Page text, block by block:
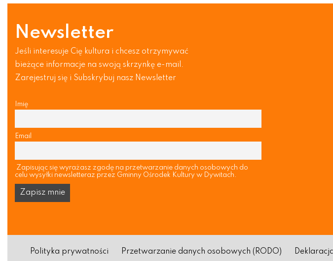
Newsletter
Jeśli interesuje Cię kultura i chcesz otrzymywać
bieżące informacje na swoją skrzynkę e-mail.
Zarejestruj się i Subskrybuj nasz Newsletter
Imię
Email
Zapisując się wyrażasz zgodę na przetwarzanie danych osobowych do
celu wysyłki newsletteraz przez Gminny Ośrodek Kultury w Dywitach.
Polityka prywatności Przetwarzanie danych osobowych (RODO)